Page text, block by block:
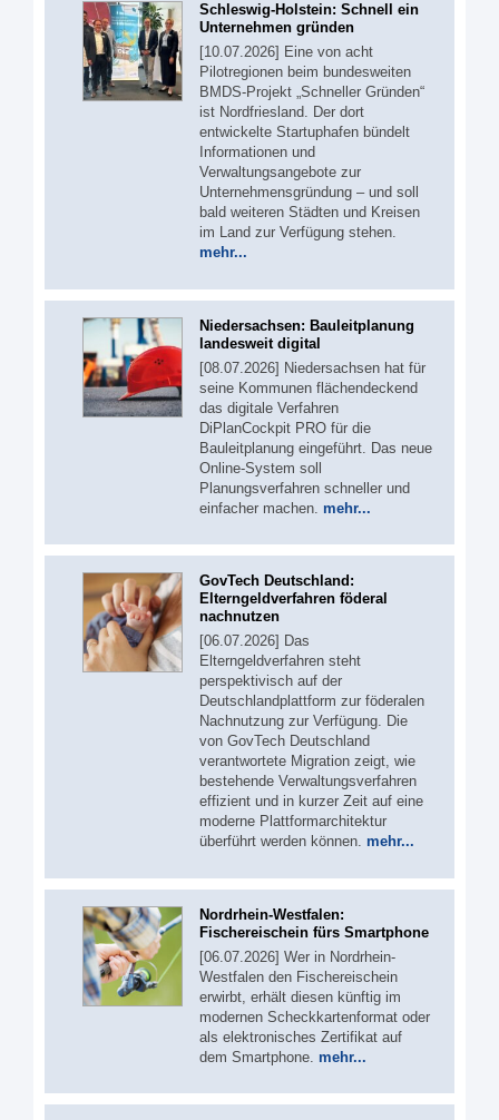
Schleswig-Holstein: Schnell ein
Unternehmen gründen
[10.07.2026] Eine von acht
Pilotregionen beim bundesweiten
BMDS-Projekt „Schneller Gründen“
ist Nordfriesland. Der dort
entwickelte Startuphafen bündelt
Informationen und
Verwaltungsangebote zur
Unternehmensgründung – und soll
bald weiteren Städten und Kreisen
im Land zur Verfügung stehen.
mehr...
Niedersachsen: Bauleitplanung
landesweit digital
[08.07.2026] Niedersachsen hat für
seine Kommunen flächendeckend
das digitale Verfahren
DiPlanCockpit PRO für die
Bauleitplanung eingeführt. Das neue
Online-System soll
Planungsverfahren schneller und
einfacher machen. mehr...
GovTech Deutschland:
Elterngeldverfahren föderal
nachnutzen
[06.07.2026] Das
Elterngeldverfahren steht
perspektivisch auf der
Deutschlandplattform zur föderalen
Nachnutzung zur Verfügung. Die
von GovTech Deutschland
verantwortete Migration zeigt, wie
bestehende Verwaltungsverfahren
effizient und in kurzer Zeit auf eine
moderne Plattformarchitektur
überführt werden können. mehr...
Nordrhein-Westfalen:
Fischereischein fürs Smartphone
[06.07.2026] Wer in Nordrhein-
Westfalen den Fischereischein
erwirbt, erhält diesen künftig im
modernen Scheckkartenformat oder
als elektronisches Zertifikat auf
dem Smartphone. mehr...